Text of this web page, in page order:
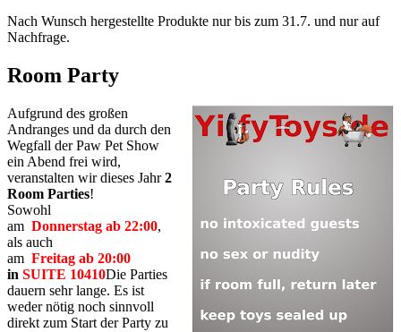
Nach Wunsch hergestellte Produkte nur bis zum 31.7. und nur auf
Nachfrage.
Room Party
Aufgrund des großen
Andranges und da durch den
Wegfall der Paw Pet Show
ein Abend frei wird,
veranstalten wir dieses Jahr2
Room Parties!
Sowohl
am Donnerstag ab 22:00,
als auch
am Freitag ab 20:00
in SUITE 10410Die Parties
dauern sehr lange. Es ist
weder nötig noch sinnvoll
direkt zum Start der Party zu